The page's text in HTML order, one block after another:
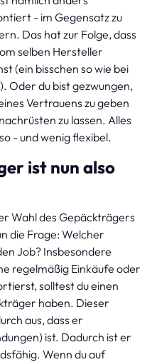
- im Gegensatz zu
Das hat zur Folge, dass
selben Hersteller
(ein bisschen so wie bei
Oder du bist gezwungen,
Vertrauens zu geben
zu lassen. Alles
- und wenig flexibel.
ist nun also
Wahl des Gepäckträgers
die Frage: Welcher
Job? Insbesondere
regelmäßig Einkäufe oder
solltest du einen
haben. Dieser
aus, dass er
ist. Dadurch ist er
Wenn du auf